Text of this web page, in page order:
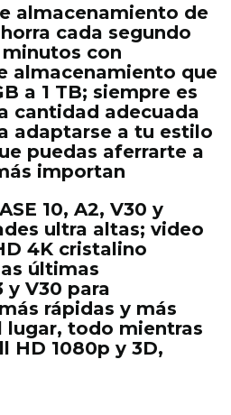
almacenamiento de
cada segundo
con
almacenamiento que
a 1 TB; siempre es
cantidad adecuada
adaptarse a tu estilo
puedas aferrarte a
importan
10, A2, V30 y
ultra altas; video
4K cristalino
últimas
y V30 para
rápidas y más
lugar, todo mientras
HD 1080p y 3D,